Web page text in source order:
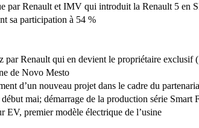
par Renault et IMV qui introduit la Renault 5 en
sa participation à 54 %
par Renault qui en devient le propriétaire exclusif
de Novo Mesto
d’un nouveau projet dans le cadre du
mai; démarrage de la production série Smart
EV, premier modèle électrique de l’usine